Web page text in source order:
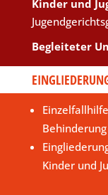
Kinder und
Begleiteter
Kinder und